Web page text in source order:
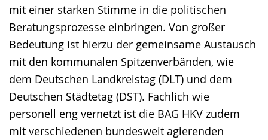
mit einer starken Stimme in die politischen
Beratungsprozesse einbringen. Von großer
Bedeutung ist hierzu der gemeinsame Austausch
mit den kommunalen Spitzenverbänden, wie
dem Deutschen Landkreistag (DLT) und dem
Deutschen Städtetag (DST). Fachlich wie
personell eng vernetzt ist die BAG HKV zudem
mit verschiedenen bundesweit agierenden